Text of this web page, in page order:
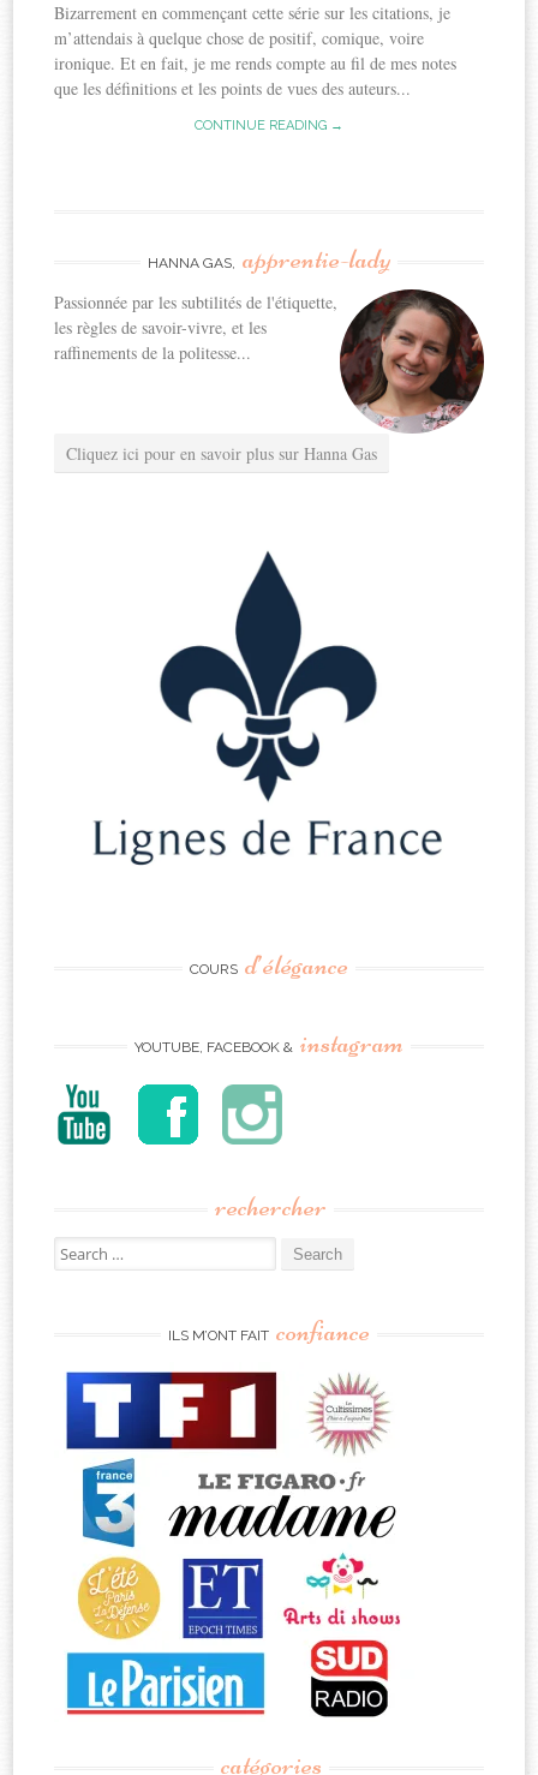
Bizarrement en commençant cette série sur les citations, je
m’attendais à quelque chose de positif, comique, voire
ironique. Et en fait, je me rends compte au fil de mes notes
que les définitions et les points de vues des auteurs...
CONTINUE READING →
HANNA GAS, apprentie-lady
Passionnée par les subtilités de l'étiquette,
les règles de savoir-vivre, et les
raffinements de la politesse...
Cliquez ici pour en savoir plus sur Hanna Gas
COURS d’élégance
YOUTUBE, FACEBOOK & instagram
rechercher
Search
for:
ILS M’ONT FAIT confiance
catégories